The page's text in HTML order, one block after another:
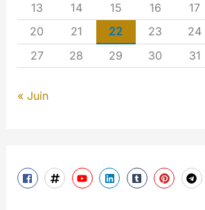
13
14 15 16 17
20
21 22 23 24
27
28 29 30 31
« Juin